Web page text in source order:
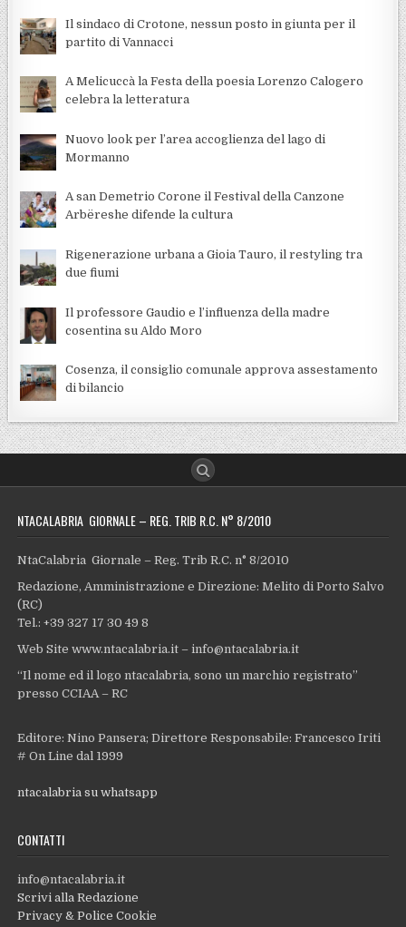
Il sindaco di Crotone, nessun posto in giunta per il
partito di Vannacci
A Melicuccà la Festa della poesia Lorenzo Calogero
celebra la letteratura
Nuovo look per l’area accoglienza del lago di
Mormanno
A san Demetrio Corone il Festival della Canzone
Arbëreshe difende la cultura
Rigenerazione urbana a Gioia Tauro, il restyling tra
due fiumi
Il professore Gaudio e l’influenza della madre
cosentina su Aldo Moro
Cosenza, il consiglio comunale approva assestamento
di bilancio
NTACALABRIA GIORNALE – REG. TRIB R.C. N° 8/2010
NtaCalabria Giornale – Reg. Trib R.C. n° 8/2010
Redazione, Amministrazione e Direzione: Melito di Porto Salvo
(RC)
Tel.: +39 327 17 30 49 8
Web Site www.ntacalabria.it – info@ntacalabria.it
“Il nome ed il logo ntacalabria, sono un marchio registrato”
presso CCIAA – RC
Editore: Nino Pansera; Direttore Responsabile: Francesco Iriti
# On Line dal 1999
ntacalabria su whatsapp
CONTATTI
info@ntacalabria.it
Scrivi alla Redazione
Privacy & Police Cookie